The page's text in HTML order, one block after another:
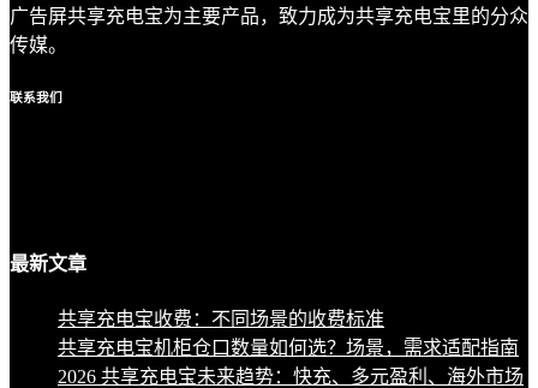
广告屏共享充电宝为主要产品，致力成为共享充电宝里的分众
传媒。
联系我们
最新文章
共享充电宝收费：不同场景的收费标准
共享充电宝机柜仓口数量如何选？场景，需求适配指南
2026 共享充电宝未来趋势：快充、多元盈利、海外市场